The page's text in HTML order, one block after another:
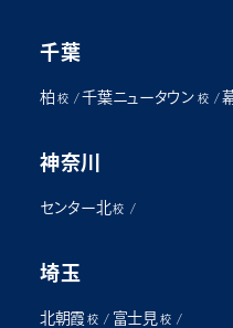
千葉
柏 校/千葉ニュータウン 校/
神奈川
センター北 校 /
埼玉
北朝霞 校/ 富士見 校/